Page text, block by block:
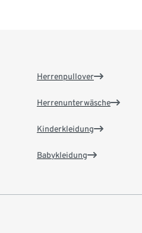
Herrenpullover
Herrenunterwäsche
Kinderkleidung
Babykleidung